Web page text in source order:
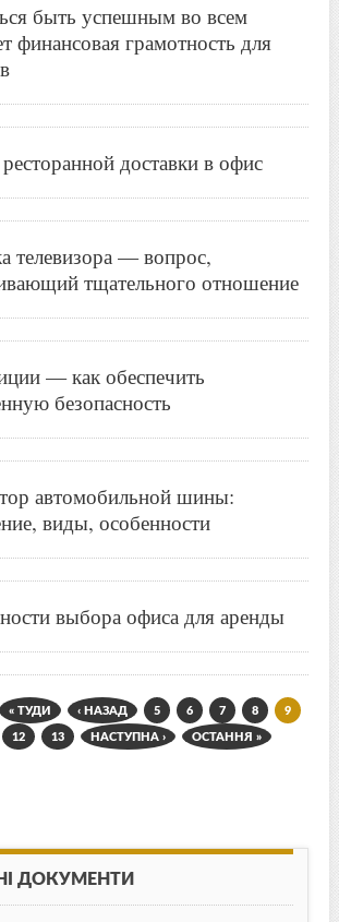
быть успешным во всем
финансовая грамотность для
доставки в офис
телевизора — вопрос,
тщательного отношение
— как обеспечить
безопасность
автомобильной шины:
виды, особенности
выбора офиса для аренды
« ТУДИ ‹ НАЗАД 5 6 7 8 9
12 13 НАСТУПНА › ОСТАННЯ »
ДОКУМЕНТИ